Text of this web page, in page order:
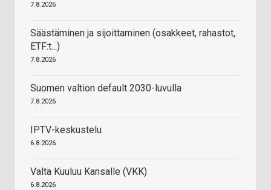
7.8.2026
Säästäminen ja sijoittaminen (osakkeet, rahastot,
ETF:t...)
7.8.2026
Suomen valtion default 2030-luvulla
7.8.2026
IPTV-keskustelu
6.8.2026
Valta Kuuluu Kansalle (VKK)
6.8.2026